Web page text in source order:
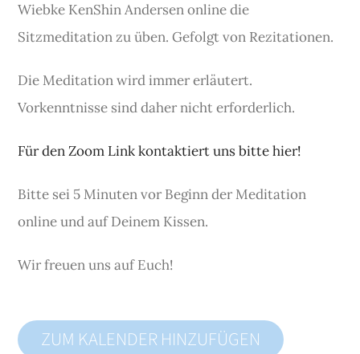
Wiebke KenShin Andersen online die
Sitzmeditation zu üben. Gefolgt von Rezitationen.
Die Meditation wird immer erläutert.
Vorkenntnisse sind daher nicht erforderlich.
Für den Zoom Link kontaktiert uns bitte hier!
Bitte sei 5 Minuten vor Beginn der Meditation
online und auf Deinem Kissen.
Wir freuen uns auf Euch!
ZUM KALENDER HINZUFÜGEN